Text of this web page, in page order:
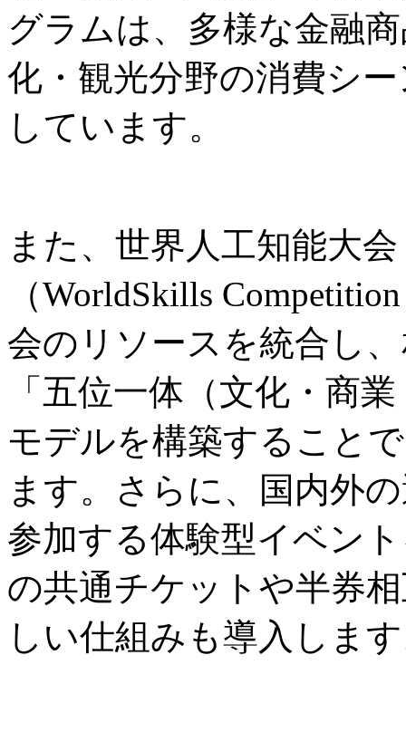
グラムは、多様な金融
化・観光分野の消費シ
しています。
また、世界人工知能大
（WorldSkills
会のリソースを統合し
「五位一体（文化・商
モデルを構築すること
ます。さらに、国内外
参加する体験型イベン
の共通チケットや半券
しい仕組みも導入しま